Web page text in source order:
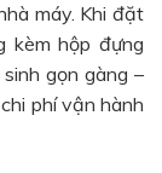
máy. Khi đặt
kèm hộp đựng
gọn gàng –
phí vận hành